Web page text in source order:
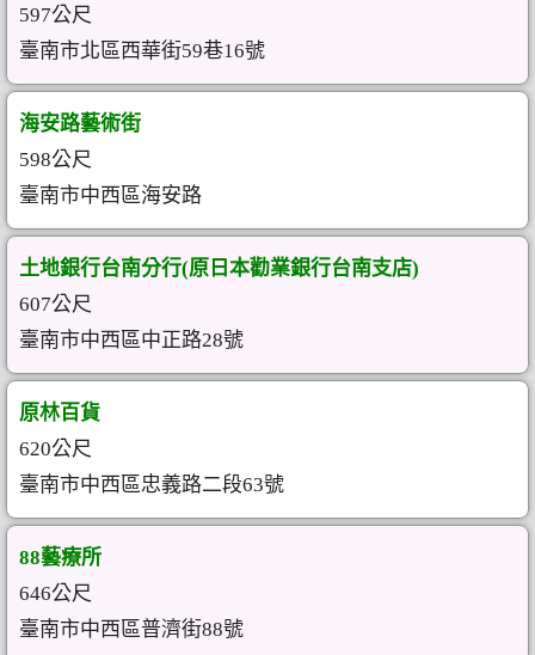
597公尺
臺南市北區西華街59巷16號
海安路藝術街
598公尺
臺南市中西區海安路
土地銀行台南分行(原日本勸業銀行台南支店)
607公尺
臺南市中西區中正路28號
原林百貨
620公尺
臺南市中西區忠義路二段63號
88藝療所
646公尺
臺南市中西區普濟街88號